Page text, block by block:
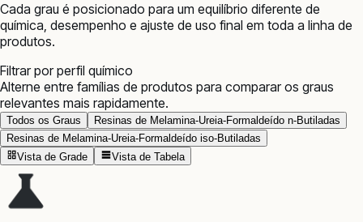
Cada grau é posicionado para um equilíbrio diferente de
química, desempenho e ajuste de uso final em toda a linha de
produtos.
Filtrar por perfil químico
Alterne entre famílias de produtos para comparar os graus
relevantes mais rapidamente.
Todos os Graus
Resinas de Melamina-Ureia-Formaldeído n-Butiladas
Resinas de Melamina-Ureia-Formaldeído iso-Butiladas
Vista de Grade
Vista de Tabela